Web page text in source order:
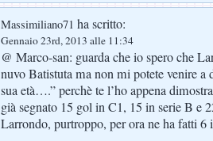
Massimiliano71 ha scritto:
Gennaio 23rd, 2013 alle 11:34
@ Marco-san: guarda che io spero che
nuvo Batistuta ma non mi potete venire a
sua età….” perchè te l’ho appena
già segnato 15 gol in C1, 15 in serie B e
Larrondo, purtroppo, per ora ne ha fatti